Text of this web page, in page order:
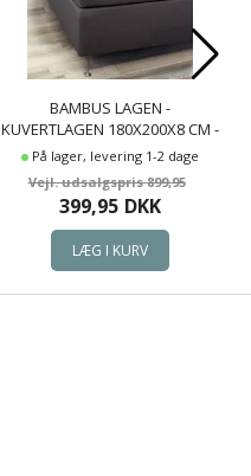
BAMBUS LAGEN -
KUVERTLAGEN 180X200X8 CM -
SAND - 100% BAMBUS - LAGEN
TIL TOPMADRAS
På lager, levering 1-2 dage
899,95
399,95 DKK